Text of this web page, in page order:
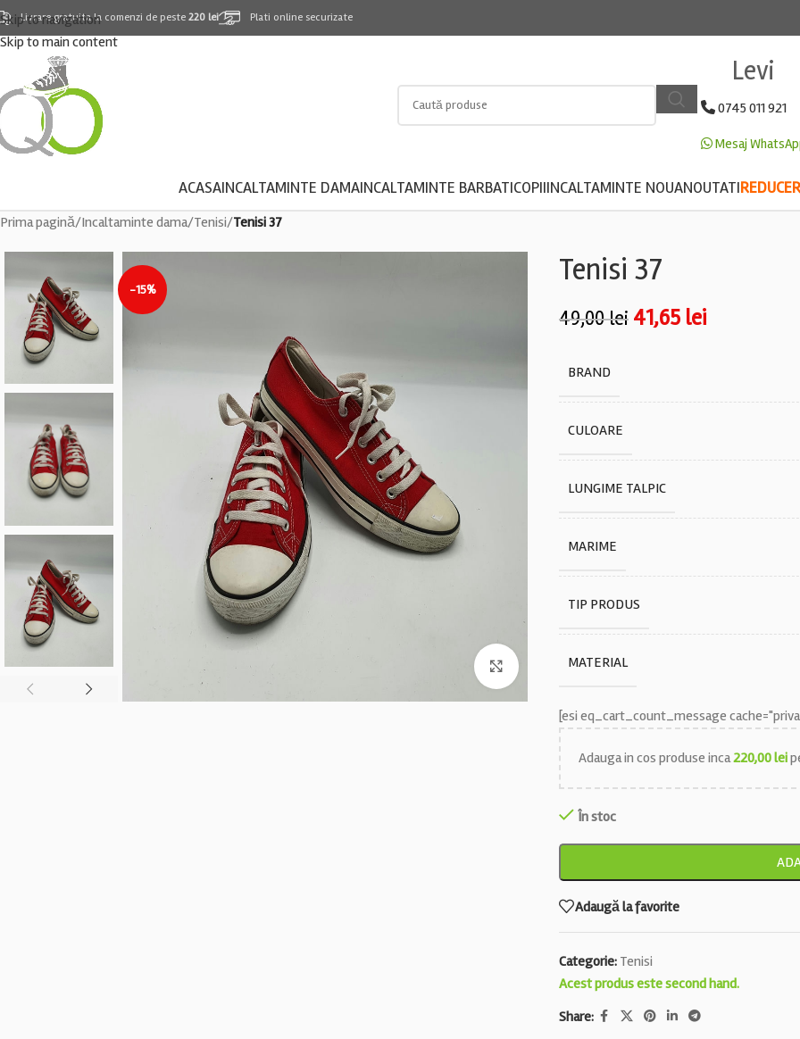
Skip to navigation
Skip to main content
Livrare gratuita la comenzi de peste 220 lei Plati online securizate
Levi
0745 011 921
Mesaj
ACASAINCALTAMINTE DAMAINCALTAMINTE BARBATICOPIIINCALTAMINTE NOUANOUTATI
Prima pagină/Incaltaminte dama/Tenisi/Tenisi 37
-15%
Faceți click pentru a mări
Tenisi 37
49,00lei 41,65 lei
BRAND
CULOARE
LUNGIME TALPIC
MARIME
TIP PRODUS
MATERIAL
[esi eq_cart_count_message
Adauga in cos produse inca220,00lei
În stoc
Adaugă la favorite
Categorie: Tenisi
Acest produs este second hand.
Share: